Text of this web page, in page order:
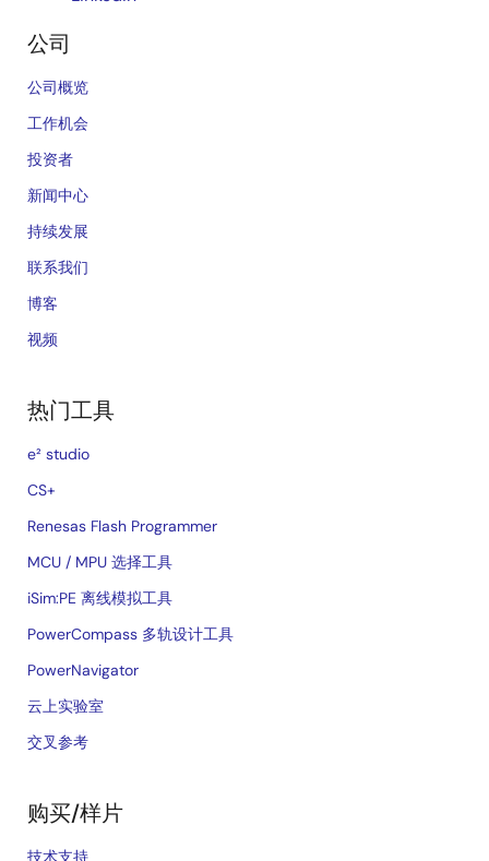
公司
公司概览
工作机会
投资者
新闻中心
持续发展
联系我们
博客
视频
热门工具
e² studio
CS+
Renesas Flash Programmer
MCU / MPU 选择工具
iSim:PE 离线模拟工具
PowerCompass 多轨设计工具
PowerNavigator
云上实验室
交叉参考
购买/样片
技术支持